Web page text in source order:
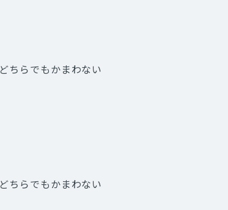
どちらでもかまわない
どちらでもかまわない